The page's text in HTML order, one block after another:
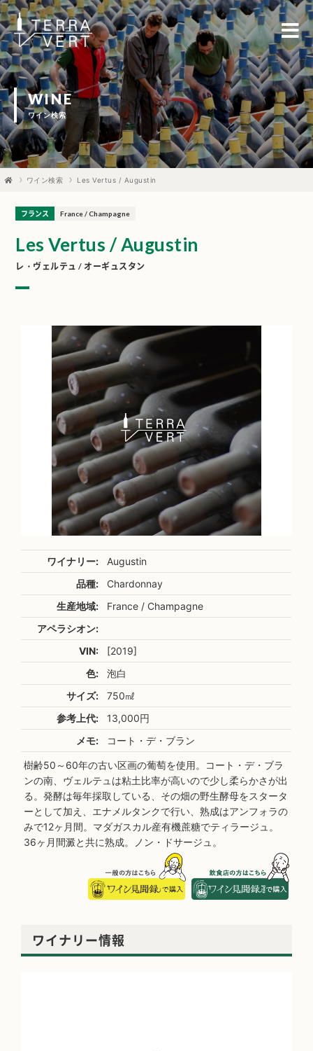
WINE
ワイン検索
ワイン検索 Les Vertus / Augustin
Les Vertus / Augustin
レ・ヴェルテュ / オーギュスタン
フランス France / Champagne
ワイナリー:
Augustin
品種:
Chardonnay
生産地域:
France / Champagne
アペラシオン:
VIN:
[2019]
色:
泡白
サイズ:
750㎖
参考上代:
13,000円
メモ:
コート・デ・ブラン
樹齢50～60年の古い区画の葡萄を使用。コート・デ・ブラ
ンの南、ヴェルテュは粘土比率が高いので少し柔らかさが出
る。発酵は毎年採取している、その畑の野生酵母をスタータ
ーとして加え、エナメルタンクで行い、熟成はアンフォラの
みで12ヶ月間。マダガスカル産有機蔗糖でティラージュ。
36ヶ月間澱と共に熟成。ノン・ドサージュ。
ワイナリー情報